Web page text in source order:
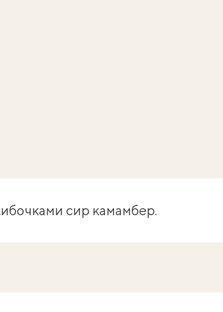
сир камамбер.